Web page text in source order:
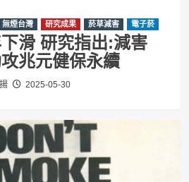
無煙台灣 研究成果 菸草減害 電子菸
滑 研究指出:減害
兆元健保永續
2025-05-30